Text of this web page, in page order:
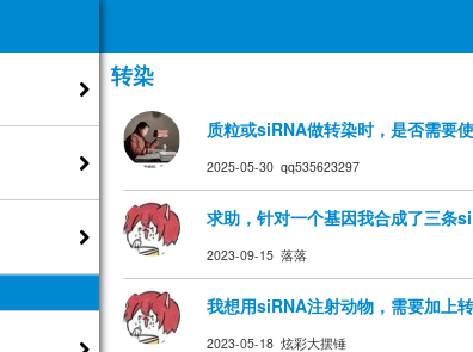
转染
质粒或siRNA做转染时，是否需要
2025-05-30 qq535623297
求助，针对一个基因我合成了三条
2023-09-15 落落
我想用siRNA注射动物，需要加上
2023-05-18 炫彩大摆锤